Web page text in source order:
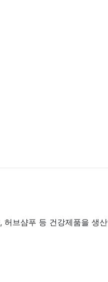
브샴푸 등 건강제품을 생